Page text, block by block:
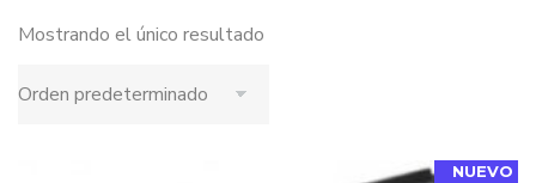
Mostrando el único resultado
NUEVO